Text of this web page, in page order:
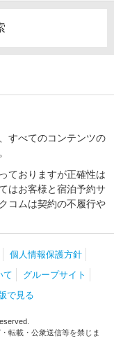
すべてのコンテンツの
ておりますが正確性は
はお客様と宿泊予約サ
コムは契約の不履行や
個人情報保護方針
て
グループサイト
で見る
転載・公衆送信等を禁じま